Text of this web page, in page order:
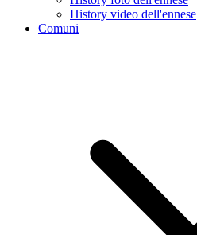
History video dell'ennese
Comuni